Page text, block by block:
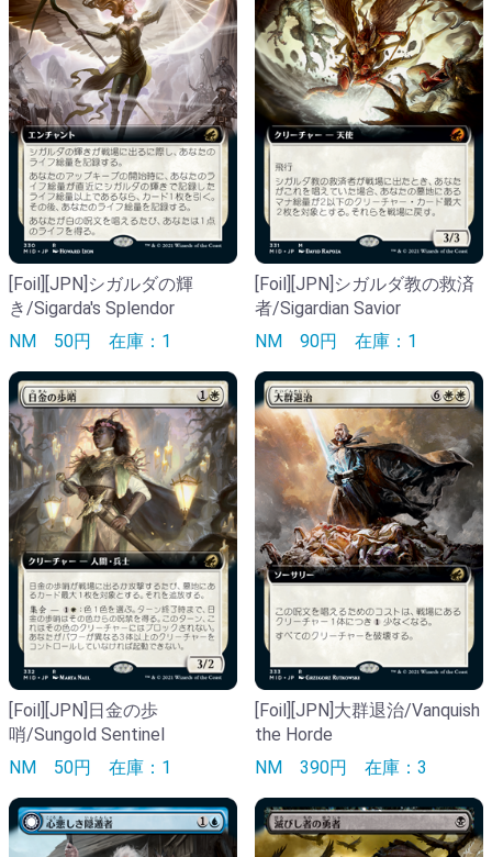
[Foil][JPN]シガルダの輝
き/Sigarda's Splendor
NM 50円 在庫：1
[Foil][JPN]シガルダ教の救済
者/Sigardian Savior
NM 90円 在庫：1
[Foil][JPN]日金の歩
哨/Sungold Sentinel
NM 50円 在庫：1
[Foil][JPN]大群退治/Vanquish
the Horde
NM 390円 在庫：3